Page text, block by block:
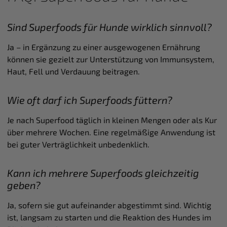
Sind Superfoods für Hunde wirklich sinnvoll?
Ja – in Ergänzung zu einer ausgewogenen Ernährung
können sie gezielt zur Unterstützung von Immunsystem,
Haut, Fell und Verdauung beitragen.
Wie oft darf ich Superfoods füttern?
Je nach Superfood täglich in kleinen Mengen oder als Kur
über mehrere Wochen. Eine regelmäßige Anwendung ist
bei guter Verträglichkeit unbedenklich.
Kann ich mehrere Superfoods gleichzeitig
geben?
Ja, sofern sie gut aufeinander abgestimmt sind. Wichtig
ist, langsam zu starten und die Reaktion des Hundes im